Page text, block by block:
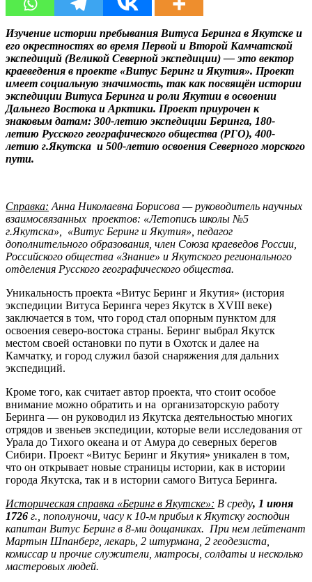
Изучение истории пребывания Витуса Беринга в Якутске и
его окрестностях во время Первой и Второй Камчатской
экспедиций (Великой Северной экспедиции) — это вектор
краеведения в проекте «Витус Беринг и Якутия». Проект
имеет социальную значимость, так как посвящён истории
экспедиции Витуса Беринга и роли Якутии в освоении
Дальнего Востока и Арктики. Проект приурочен к
знаковым датам: 300-летию экспедиции Беринга, 180-
летию Русского географического общества (РГО), 400-
летию г.Якутска и 500-летию освоения Северного морского
пути.
Справка: Анна Николаевна Борисова — руководитель научных
взаимосвязанных проектов: «Летопись школы №5
г.Якутска», «Витус Беринг и Якутия», педагог
дополнительного образования, член Союза краеведов России,
Российского общества «Знание» и Якутского регионального
отделения Русского географического общества.
Уникальность проекта «Витус Беринг и Якутия» (история
экспедиции Витуса Беринга через Якутск в XVIII веке)
заключается в том, что город стал опорным пунктом для
освоения северо-востока страны. Беринг выбрал Якутск
местом своей остановки по пути в Охотск и далее на
Камчатку, и город служил базой снаряжения для дальних
экспедиций.
Кроме того, как считает автор проекта, что стоит особое
внимание можно обратить и на организаторскую работу
Беринга — он руководил из Якутска деятельностью многих
отрядов и звеньев экспедиции, которые вели исследования от
Урала до Тихого океана и от Амура до северных берегов
Сибири. Проект «Витус Беринг и Якутия» уникален в том,
что он открывает новые страницы истории, как в истории
города Якутска, так и в истории самого Витуса Беринга.
Историческая справка «Беринг в Якутске»: В среду, 1 июня
1726 г., пополуночи, часу к 10-м прибыл к Якутску господин
капитан Витус Беринг в 8-ми дощаниках. При нем лейтенант
Мартын Шпанберг, лекарь, 2 штурмана, 2 геодезиста,
комиссар и прочие служители, матросы, солдаты и несколько
мастеровых людей.